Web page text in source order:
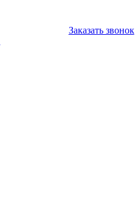
Заказать звонок